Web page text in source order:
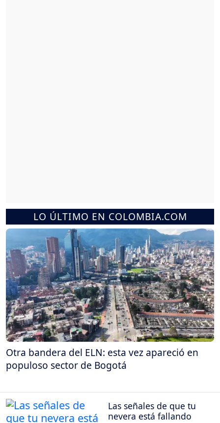
LO ÚLTIMO EN COLOMBIA.COM
Otra bandera del ELN: esta vez apareció en
populoso sector de Bogotá
Las señales de que tu
nevera está fallando